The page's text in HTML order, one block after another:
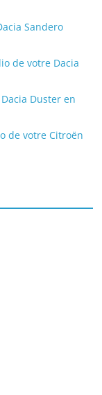
Sandero
de votre Dacia
Duster en
de votre Citroën